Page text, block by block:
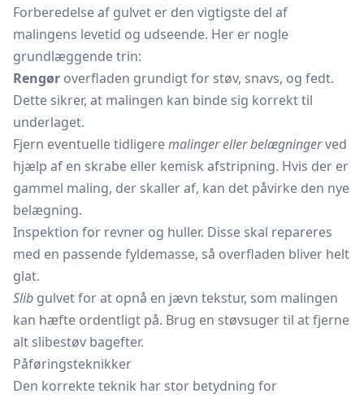
Forberedelse af gulvet er den vigtigste del af
malingens levetid og udseende. Her er nogle
grundlæggende trin:
Rengør overfladen grundigt for støv, snavs, og fedt.
Dette sikrer, at malingen kan binde sig korrekt til
underlaget.
Fjern eventuelle tidligeremalinger eller belægningerved
hjælp af en skrabe eller kemisk afstripning. Hvis der er
gammel maling, der skaller af, kan det påvirke den nye
belægning.
Inspektion for revner og huller. Disse skal repareres
med en passende fyldemasse, så overfladen bliver helt
glat.
Slib gulvet for at opnå en jævn tekstur, som malingen
kan hæfte ordentligt på. Brug en støvsuger til at fjerne
alt slibestøv bagefter.
Påføringsteknikker
Den korrekte teknik har stor betydning for